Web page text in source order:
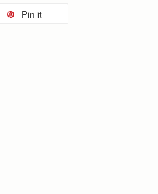
Pin it